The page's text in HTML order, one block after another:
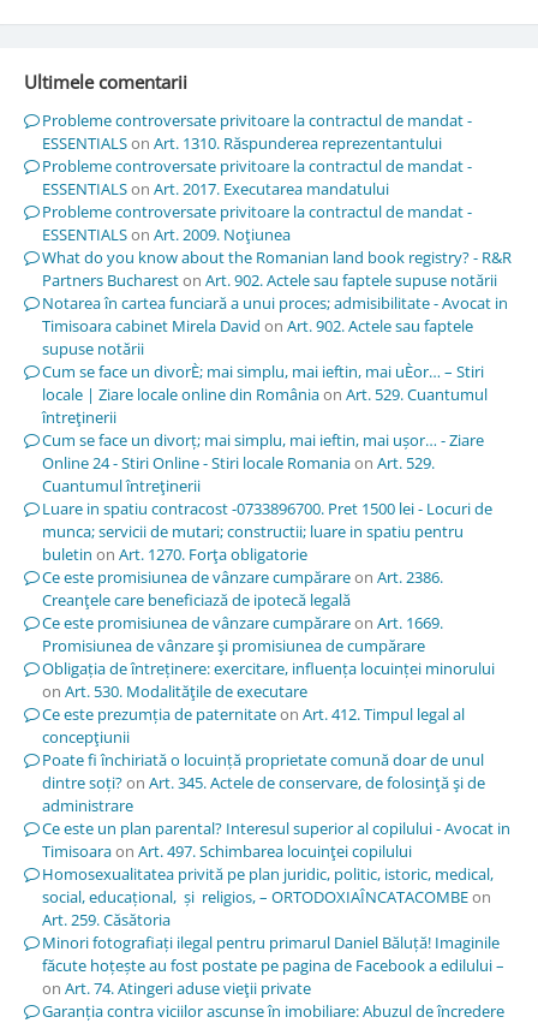
Ultimele comentarii
Probleme controversate privitoare la contractul de mandat -
ESSENTIALSon Art. 1310. Răspunderea reprezentantului
Probleme controversate privitoare la contractul de mandat -
ESSENTIALSon Art. 2017. Executarea mandatului
Probleme controversate privitoare la contractul de mandat -
ESSENTIALSon Art. 2009. Noţiunea
What do you know about the Romanian land book registry? - R&R
Partners Buchareston Art. 902. Actele sau faptele supuse notării
Notarea în cartea funciară a unui proces; admisibilitate - Avocat in
Timisoara cabinet Mirela David on Art. 902. Actele sau faptele
supuse notării
Cum se face un divorÈ; mai simplu, mai ieftin, mai uÈor… – Stiri
locale | Ziare locale online din Româniaon Art. 529. Cuantumul
întreţinerii
Cum se face un divorț; mai simplu, mai ieftin, mai ușor… - Ziare
Online 24 - Stiri Online - Stiri locale Romaniaon Art. 529.
Cuantumul întreţinerii
Luare in spatiu contracost -0733896700. Pret 1500 lei - Locuri de
munca; servicii de mutari; constructii; luare in spatiu pentru
buletin on Art. 1270. Forţa obligatorie
Ce este promisiunea de vânzare cumpărareon Art. 2386.
Creanţele care beneficiază de ipotecă legală
Ce este promisiunea de vânzare cumpărareon Art. 1669.
Promisiunea de vânzare şi promisiunea de cumpărare
Obligația de întreținere: exercitare, influența locuinței minorului
on Art. 530. Modalităţile de executare
Ce este prezumția de paternitateon Art. 412. Timpul legal al
concepţiunii
Poate fi închiriată o locuință proprietate comună doar de unul
dintre soți?on Art. 345. Actele de conservare, de folosinţă şi de
administrare
Ce este un plan parental? Interesul superior al copilului - Avocat in
Timisoaraon Art. 497. Schimbarea locuinţei copilului
Homosexualitatea privită pe plan juridic, politic, istoric, medical,
social, educațional, și religios, – ORTODOXIAÎNCATACOMBEon
Art. 259. Căsătoria
Minori fotografiați ilegal pentru primarul Daniel Băluță! Imaginile
făcute hoțește au fost postate pe pagina de Facebook a edilului –
on Art. 74. Atingeri aduse vieţii private
Garanția contra viciilor ascunse în imobiliare: Abuzul de încredere